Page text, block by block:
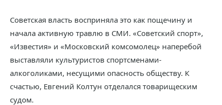
Советская власть восприняла это как пощечину и
начала активную травлю в СМИ. «Советский спорт»,
«Известия» и «Московский комсомолец» наперебой
выставляли культуристов спортсменами-
алкоголиками, несущими опасность обществу. К
счастью, Евгений Колтун отделался товарищеским
судом.